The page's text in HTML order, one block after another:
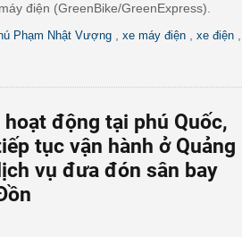
điện (GreenBike/GreenExpress).
Phạm Nhật Vượng xe máy điện xe điện
động tại phú Quốc,
tục vận hành ở Quảng
vụ đưa đón sân bay